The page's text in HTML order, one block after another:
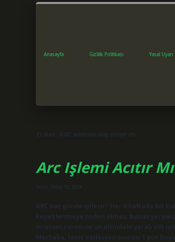
Anasayfa Gizlilik Politikası Yasal Uyarı
Etiket: ARC sonrası duş alınır mı
Arc Işlemi Acıtır Mı
Tarih: Ekim 12, 2024
ARC kaç günde iyileşir? Her 4 haftada bir
kepeklenmeye neden olmaz, bunun yerine
stratum corneum’un altındaki yaralı cilt
Merhaba, lazer epilasyon sonrası 1 gün